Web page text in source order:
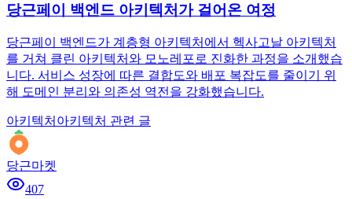
당근페이 백엔드 아키텍처가 걸어온 여정
당근페이 백엔드가 계층형 아키텍처에서 헥사고날 아키텍처
를 거쳐 클린 아키텍처와 모노레포로 진화한 과정을 소개했습
니다. 서비스 성장에 따른 결합도와 배포 복잡도를 줄이기 위
해 도메인 분리와 의존성 역전을 강화했습니다.
아키텍처 아키텍처 관련 글
당근마켓
407